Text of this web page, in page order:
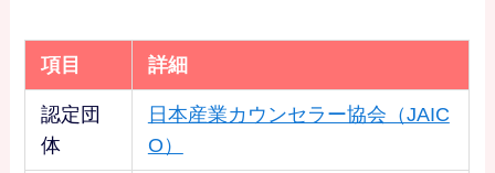
項目 詳細
認定団
体
日本産業カウンセラー協会（JAIC
O）